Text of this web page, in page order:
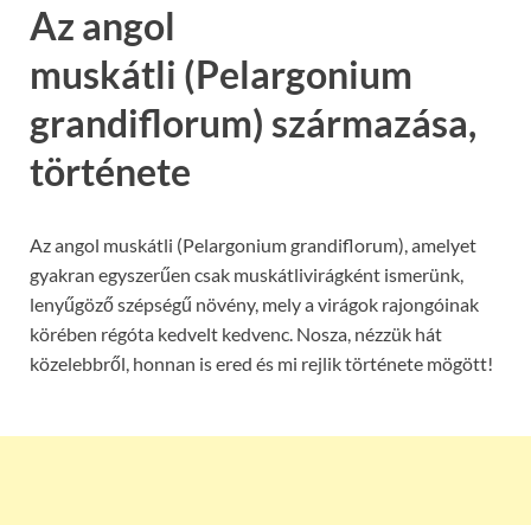
Az angol
muskátli (Pelargonium
grandiflorum) származása,
története
Az angol muskátli (Pelargonium grandiflorum), amelyet
gyakran egyszerűen csak muskátlivirágként ismerünk,
lenyűgöző szépségű növény, mely a virágok rajongóinak
körében régóta kedvelt kedvenc. Nosza, nézzük hát
közelebbről, honnan is ered és mi rejlik története mögött!